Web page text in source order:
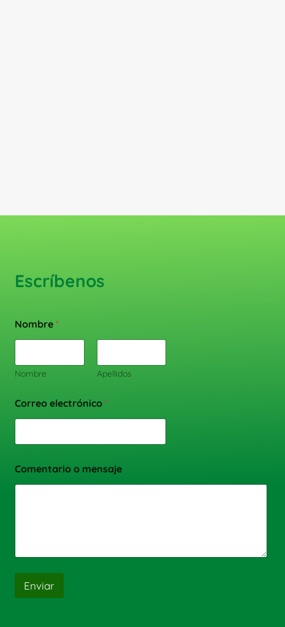
Escríbenos
Nombre *
Nombre Apellidos
Correo electrónico *
Comentario o mensaje
Enviar